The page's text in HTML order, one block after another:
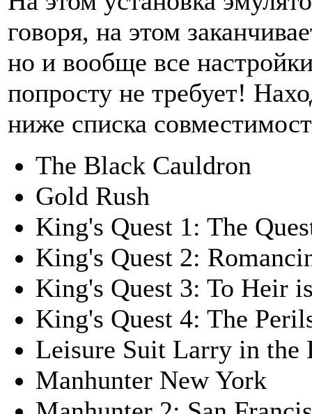
говоря, на этом
но и вообще все
попросту не требует!
ниже списка
The Black Cauldron
Gold Rush
King's Quest 1: The
King's Quest 2:
King's Quest 3: To Heir
King's Quest 4: The
Leisure Suit Larry in the
Manhunter New York